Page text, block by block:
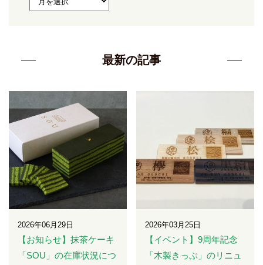
最新の記事
2026年06月29日
【お知らせ】抹茶ケーキ
「SOU」の在庫状況につ
2026年03月25日
【イベント】9周年記念
「木製きっぷ」のリニュ